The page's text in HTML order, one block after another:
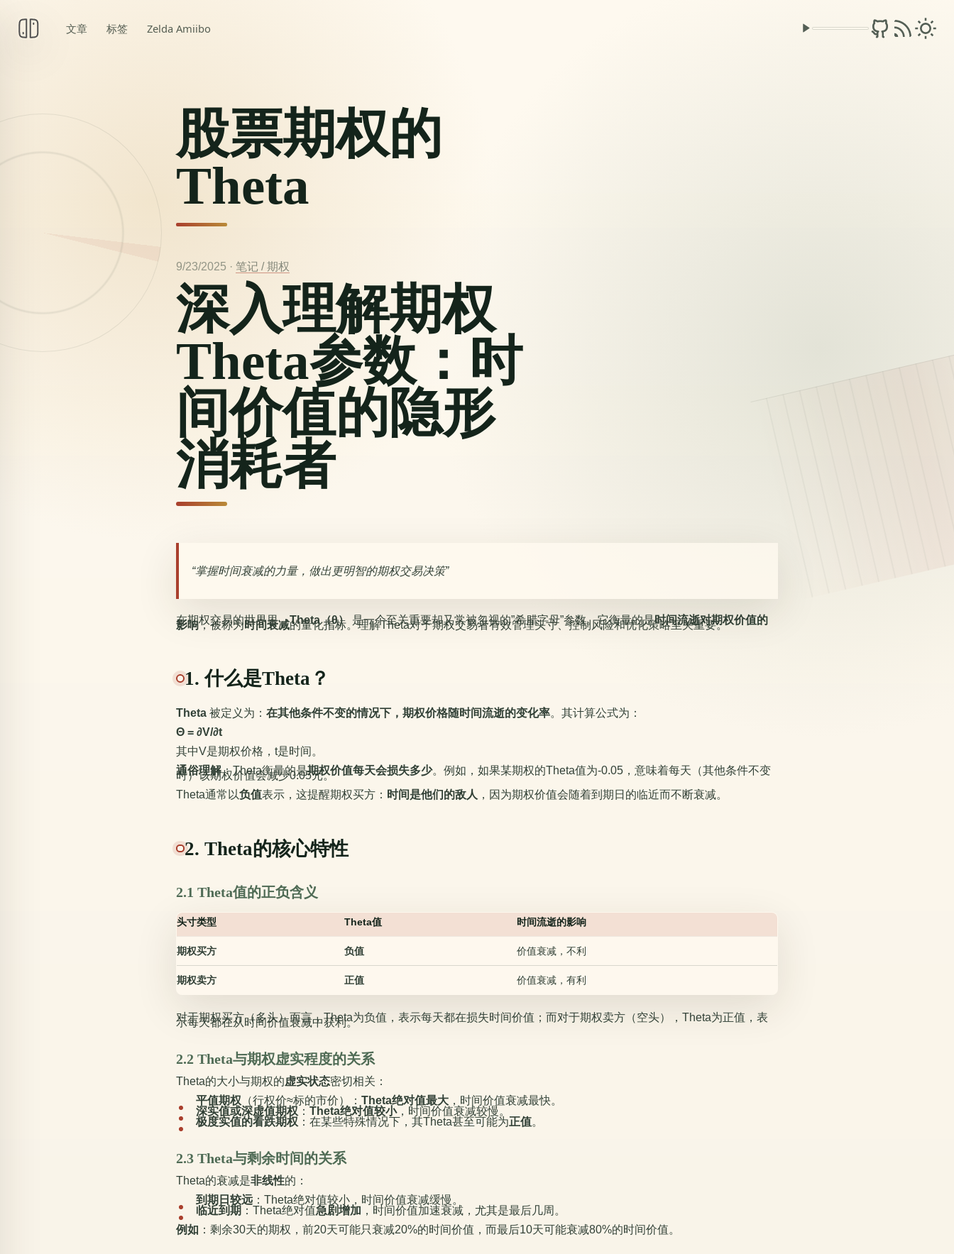
文章 标签 Zelda Amiibo
股票期权的
Theta
9/23/2025 · 笔记 /期权
深入理解期权
Theta参数：时
间价值的隐形
消耗者
掌握时间衰减的力量，做出更明智的期权交易决策
在期权交易的世界里，Theta（θ） 是一个至关重要却又常被忽视的”希腊字母”参数。它衡量的是时间流逝对期权价值的
影响，被称为 时间衰减的量化指标。理解Theta对于期权交易者有效管理头寸、控制风险和优化策略至关重要。
1. 什么是Theta？
Theta 被定义为： 在其他条件不变的情况下，期权价格随时间流逝的变化率。其计算公式为：
Θ = ∂V/∂t
其中V是期权价格，t是时间。
通俗理解：Theta衡量的是期权价值每天会损失多少。例如，如果某期权的Theta值为-0.05，意味着每天（其他条件不变
时）该期权价值会减少0.05元。
Theta通常以负值表示，这提醒期权买方： 时间是他们的敌人 ，因为期权价值会随着到期日的临近而不断衰减。
2. Theta的核心特性
2.1 Theta值的正负含义
头寸类型 Theta值 时间流逝的影响
期权买方 负值 价值衰减，不利
期权卖方 正值 价值衰减，有利
对于期权买方（多头）而言，Theta为负值，表示每天都在损失时间价值；而对于期权卖方（空头），Theta为正值，表
示每天都在从时间价值衰减中获利。
2.2 Theta与期权虚实程度的关系
Theta的大小与期权的虚实状态密切相关：
平值期权 （行权价≈标的市价）： Theta绝对值最大 ，时间价值衰减最快。
深实值或深虚值期权 ： Theta绝对值较小，时间价值衰减较慢。
极度实值的看跌期权 ：在某些特殊情况下，其Theta甚至可能为正值。
2.3 Theta与剩余时间的关系
Theta的衰减是非线性的：
到期日较远 ：Theta绝对值较小，时间价值衰减缓慢。
临近到期 ：Theta绝对值急剧增加 ，时间价值加速衰减，尤其是最后几周。
例如 ：剩余30天的期权，前20天可能只衰减20%的时间价值，而最后10天可能衰减80%的时间价值。